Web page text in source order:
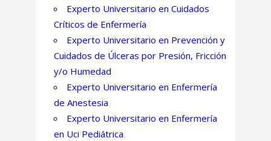
Experto Universitario en Cuidados
Críticos de Enfermería
Experto Universitario en Prevención y
Cuidados de Úlceras por Presión, Fricción
y/o Humedad
Experto Universitario en Enfermería
de Anestesia
Experto Universitario en Enfermería
en Uci Pediátrica